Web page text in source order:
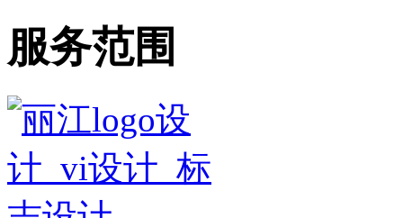
服务范围